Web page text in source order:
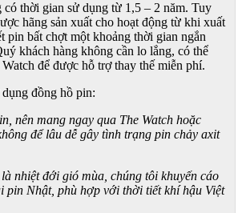
thời gian sử dụng từ 1,5 – 2 năm. Tuy
hãng sản xuất cho hoạt động từ khi xuất
pin bất chợt một khoảng thời gian ngắn
khách hàng không cần lo lắng, có thể
để được hỗ trợ thay thế miễn phí.
đồng hồ pin:
nên mang ngay qua The Watch hoặc
để lâu dễ gây tình trạng pin chảy axit
nhiệt đới gió mùa, chúng tôi khuyến cáo
pin Nhật, phù hợp với thời tiết khí hậu Việt